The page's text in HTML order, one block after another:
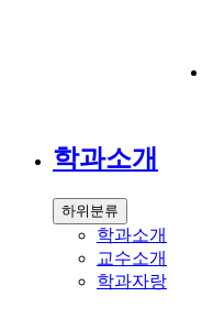
학과소개
하위분류
학과소개
교수소개
학과자랑